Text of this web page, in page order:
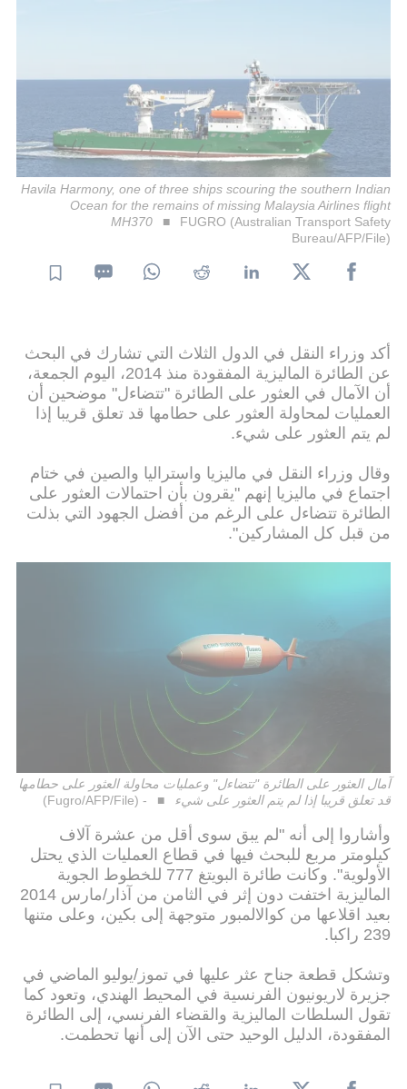
Havila Harmony, one of three ships scouring the southern Indian
Ocean for the remains of missing Malaysia Airlines flight
MH370
FUGRO (Australian Transport Safety
Bureau/AFP/File)
أكد وزراء النقل في الدول الثلاث التي تشارك في البحث
عن الطائرة الماليزية المفقودة منذ 2014، اليوم الجمعة،
أن الآمال في العثور على الطائرة "تتضاءل" موضحين أن
العمليات لمحاولة العثور على حطامها قد تعلق قريبا إذا
لم يتم العثور على شيء.
وقال وزراء النقل في ماليزيا واستراليا والصين في ختام
اجتماع في ماليزيا إنهم "يقرون بأن احتمالات العثور على
الطائرة تتضاءل على الرغم من أفضل الجهود التي بذلت
من قبل كل المشاركين".
آمال العثور على الطائرة "تتضاءل" وعمليات محاولة العثور على حطامها
قد تعلق قريبا إذا لم يتم العثور على شيء
- (Fugro/AFP/File)
وأشاروا إلى أنه "لم يبق سوى أقل من عشرة آلاف
كيلومتر مربع للبحث فيها في قطاع العمليات الذي يحتل
الأولوية". وكانت طائرة البويتغ 777 للخطوط الجوية
الماليزية اختفت دون إثر في الثامن من آذار/مارس 2014
بعيد اقلاعها من كوالالمبور متوجهة إلى بكين، وعلى متنها
239 راكبا.
وتشكل قطعة جناح عثر عليها في تموز/يوليو الماضي في
جزيرة لاريونيون الفرنسية في المحيط الهندي، وتعود كما
تقول السلطات الماليزية والقضاء الفرنسي، إلى الطائرة
المفقودة، الدليل الوحيد حتى الآن إلى أنها تحطمت.